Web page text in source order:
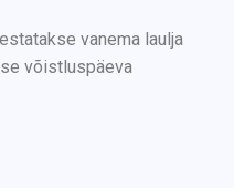
vanema laulja
võistluspäeva